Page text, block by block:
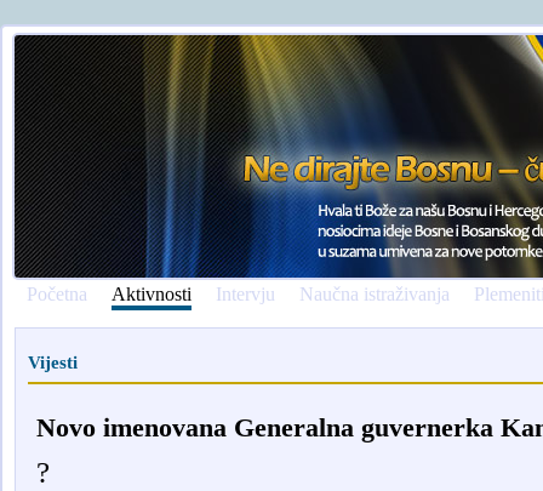
Početna Aktivnosti Intervju Naučna istraživanja
Vijesti
Novo imenovana Generalna guvernerka
?